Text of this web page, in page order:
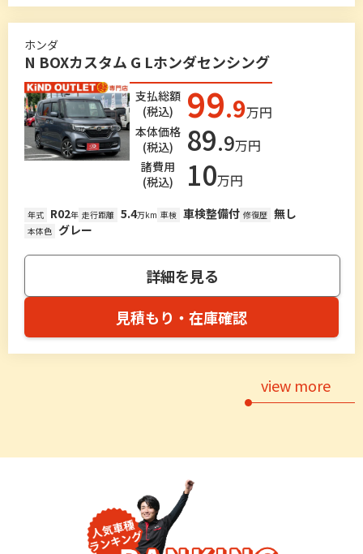
ホンダ
N BOXカスタム G Lホンダセンシング
支払総額
(税込)
99.9万円
本体価格
(税込)
89.9万円
諸費用
(税込)
10万円
年式 R02年 走行距離 5.4万km 車検 車検整備付 修復歴 無し
本体色 グレー
詳細を見る
見積もり・在庫確認
view more